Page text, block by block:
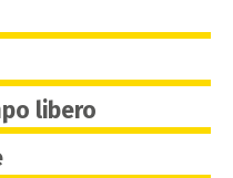
libero